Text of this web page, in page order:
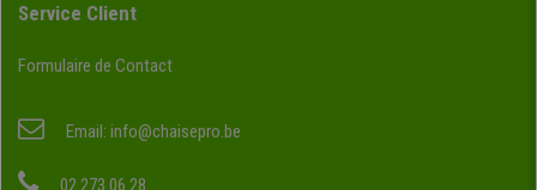
Service Client
Formulaire de Contact
Email: info@chaisepro.be
02 273 06 28